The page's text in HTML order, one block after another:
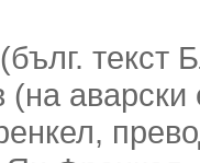
(на